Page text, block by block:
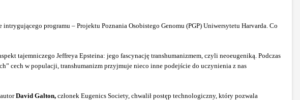
programu – Projektu Poznania Osobistego Genomu (PGP) Uniwersytetu Harvarda. Co
tajemniczego Jeffreya Epsteina: jego fascynację transhumanizmem, czyli neoeugeniką. Podczas
cech w populacji, transhumanizm przyjmuje nieco inne podejście do uczynienia z nas
David Galton, członek Eugenics Society, chwalił postęp technologiczny, który pozwala